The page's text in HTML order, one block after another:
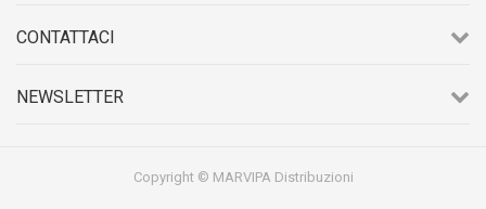
CONTATTACI
NEWSLETTER
Copyright © MARVIPA Distribuzioni